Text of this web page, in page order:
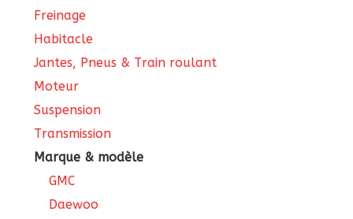
Freinage
Habitacle
Jantes, Pneus & Train roulant
Moteur
Suspension
Transmission
Marque & modèle
GMC
Daewoo